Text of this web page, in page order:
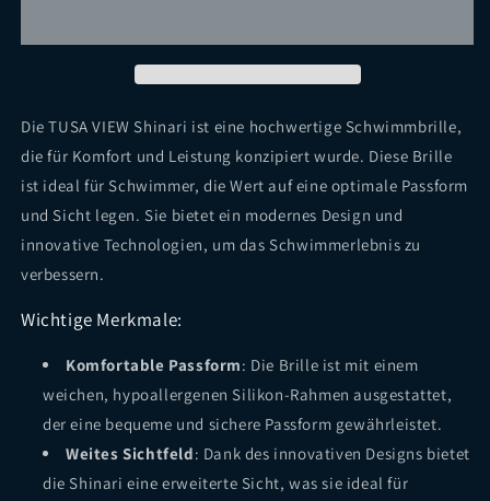
Die TUSA VIEW Shinari ist eine hochwertige Schwimmbrille,
die für Komfort und Leistung konzipiert wurde. Diese Brille
ist ideal für Schwimmer, die Wert auf eine optimale Passform
und Sicht legen. Sie bietet ein modernes Design und
innovative Technologien, um das Schwimmerlebnis zu
verbessern.
Wichtige Merkmale:
Komfortable Passform: Die Brille ist mit einem
weichen, hypoallergenen Silikon-Rahmen ausgestattet,
der eine bequeme und sichere Passform gewährleistet.
Weites Sichtfeld: Dank des innovativen Designs bietet
die Shinari eine erweiterte Sicht, was sie ideal für